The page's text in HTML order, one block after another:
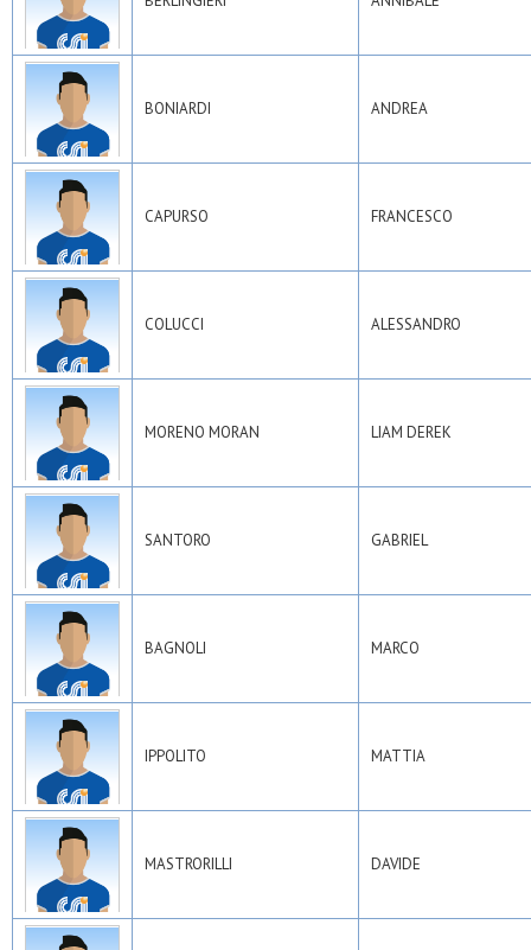
BONIARDI ANDREA
CAPURSO FRANCESCO
COLUCCI ALESSANDRO
MORENO MORAN LIAM DEREK
SANTORO GABRIEL
BAGNOLI MARCO
IPPOLITO MATTIA
MASTRORILLI DAVIDE